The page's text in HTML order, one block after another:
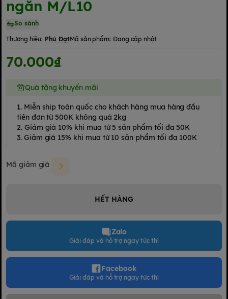
ngăn M/L10
So sánh
Thương hiệu: Phú ĐạtMã sản phẩm: Đang cập nhật
70.000₫
Quà tặng khuyến mãi
1. Miễn ship toàn quốc cho khách hàng mua hàng đầu
tiên đơn từ 500K không quá 2kg
2. Giảm giá 10% khi mua từ 5 sản phẩm tối đa 50K
3. Giảm giá 15% khi mua từ 10 sản phẩm tối đa 100K
Mã giảm giá
HẾT HÀNG
Zalo
Giải đáp và hỗ trợ ngay tức thì
Facebook
Giải đáp và hỗ trợ ngay tức thì